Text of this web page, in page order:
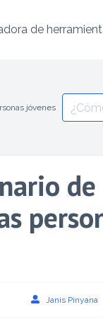
de
jóvenes
de
Janis Pinyana